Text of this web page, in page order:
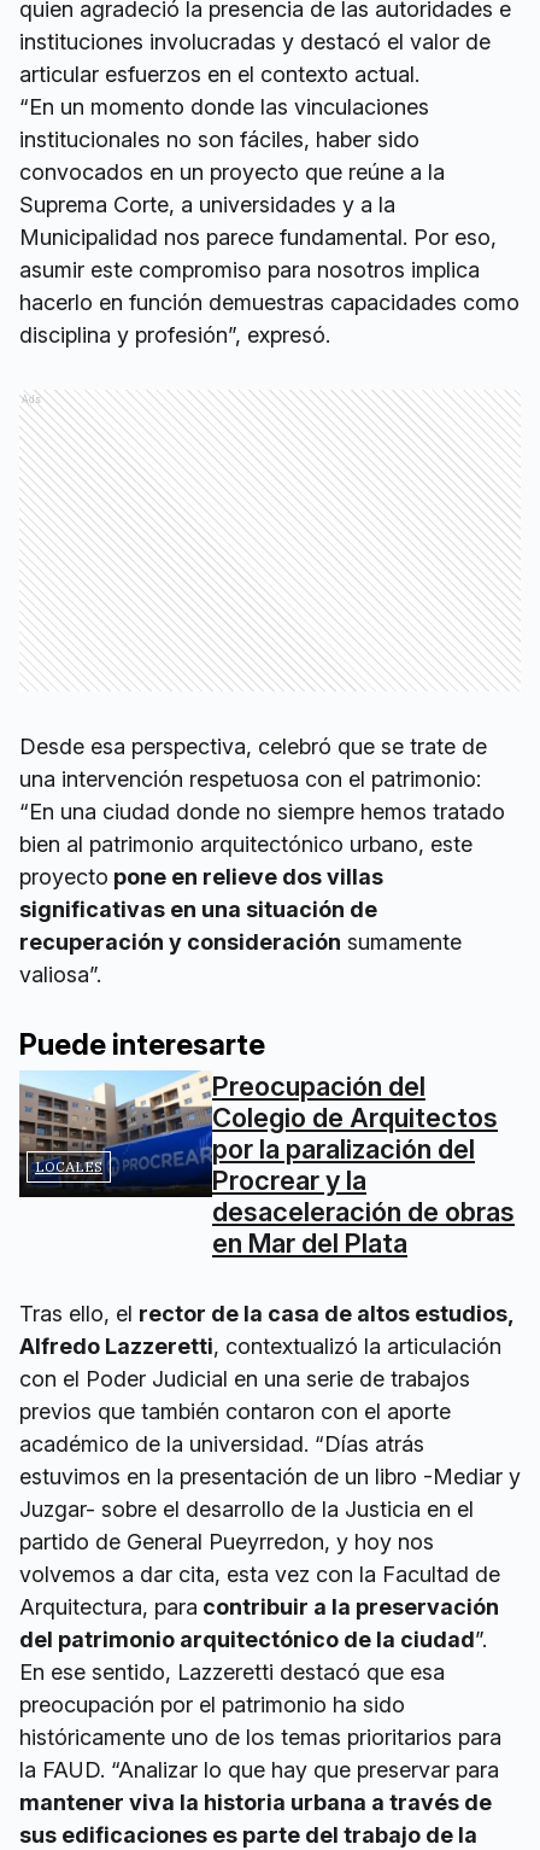
quien agradeció la presencia de las autoridades e
instituciones involucradas y destacó el valor de
articular esfuerzos en el contexto actual.
“En un momento donde las vinculaciones
institucionales no son fáciles, haber sido
convocados en un proyecto que reúne a la
Suprema Corte, a universidades y a la
Municipalidad nos parece fundamental. Por eso,
asumir este compromiso para nosotros implica
hacerlo en función demuestras capacidades como
disciplina y profesión”, expresó.
Ads
Desde esa perspectiva, celebró que se trate de
una intervención respetuosa con el patrimonio:
“En una ciudad donde no siempre hemos tratado
bien al patrimonio arquitectónico urbano, este
proyecto pone en relieve dos villas
significativas en una situación de
recuperación y consideración sumamente
valiosa”.
Puede interesarte
LOCALES
Preocupación del
Colegio de Arquitectos
por la paralización del
Procrear y la
desaceleración de obras
en Mar del Plata
Tras ello, el rector de la casa de altos estudios,
Alfredo Lazzeretti, contextualizó la articulación
con el Poder Judicial en una serie de trabajos
previos que también contaron con el aporte
académico de la universidad. “Días atrás
estuvimos en la presentación de un libro -Mediar y
Juzgar- sobre el desarrollo de la Justicia en el
partido de General Pueyrredon, y hoy nos
volvemos a dar cita, esta vez con la Facultad de
Arquitectura, para contribuir a la preservación
del patrimonio arquitectónico de la ciudad”.
En ese sentido, Lazzeretti destacó que esa
preocupación por el patrimonio ha sido
históricamente uno de los temas prioritarios para
la FAUD. “Analizar lo que hay que preservar para
mantener viva la historia urbana a través de
sus edificaciones es parte del trabajo de la